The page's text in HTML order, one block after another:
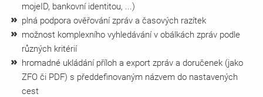
mojeID, bankovní identitou, ...)
plná podpora ověřování zpráv a časových razítek
možnost komplexního vyhledávání v obálkách zpráv podle
různých kritérií
hromadné ukládání příloh a export zpráv a doručenek (jako
ZFO či PDF) s předdefinovaným názvem do nastavených
cest